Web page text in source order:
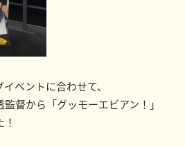
ベントに合わせて、
督から「グッモーエビアン！」